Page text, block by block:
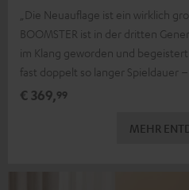
„Die Neuauflage ist ein wirklich
BOOMSTER ist in der dritten
im Klang geworden und
fast doppelt so langer Spieldauer
€ 369,99
MEHR